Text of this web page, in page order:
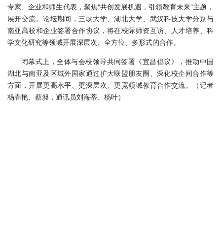
专家、企业和师生代表，聚焦“共创发展机遇，引领教育未来”主题，
展开交流。论坛期间，三峡大学、湖北大学、武汉科技大学分别与
南亚高校和企业签署合作协议，将在校际师资互访、人才培养、科
学文化研究等领域开展深层次、全方位、多形式的合作。
闭幕式上，全体与会校领导共同签署《宜昌倡议》，推动中国
湖北与南亚及区域外国家通过扩大联盟朋友圈、深化校企间合作等
方面，开展更高水平、更深层次、更宽领域教育合作交流。（记者
杨春艳、蔡昶，通讯员刘海蒂、杨叶）